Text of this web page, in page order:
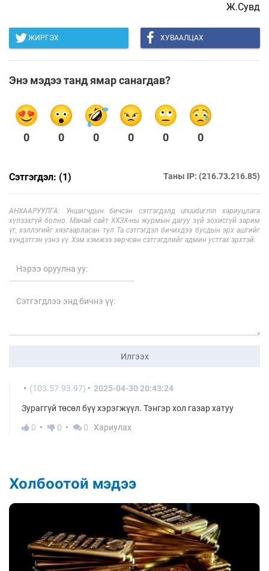
Ж.Сувд
ЖИРГЭХ ХУВААЛЦАХ
Энэ мэдээ танд ямар санагдав?
0 0 0 0 0 0
Сэтгэгдэл: (1) Таны IP: (216.73.216.85)
АНХААРУУЛГА: Уншигчдын бичсэн сэтгэгдэлд unuudur.mn хариуцлага
хүлээхгүй болно. Манай сайт ХХЗХ-ны журмын дагуу зүй зохисгүй зарим
үг, хэллэгийг хязгаарласан тул Та сэтгэгдэл бичихдээ бусдын эрх ашгийг
хүндэтгэн үзнэ үү. Хэм хэмжээ зөрчсөн сэтгэгдлийг админ устгах эрхтэй.
Илгээх
(103.57.93.97) 2025-04-30 20:43:24
Зураггүй төсөл бүү хэрэгжүүл. Тэнгэр хол газар хатуу
0
0 0 Хариулах
Холбоотой мэдээ